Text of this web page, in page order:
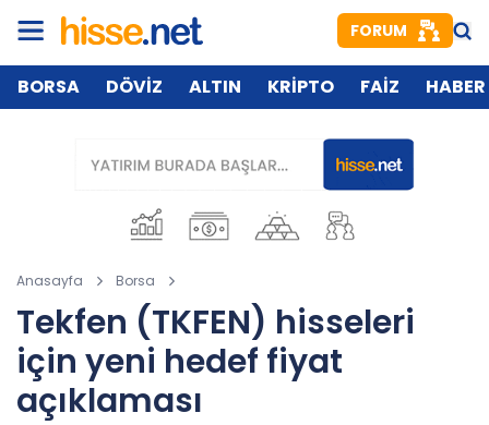
FORUM
BORSA DÖVİZ ALTIN KRİPTO FAİZ HABER
Anasayfa Borsa
Tekfen (TKFEN) hisseleri
için yeni hedef fiyat
açıklaması